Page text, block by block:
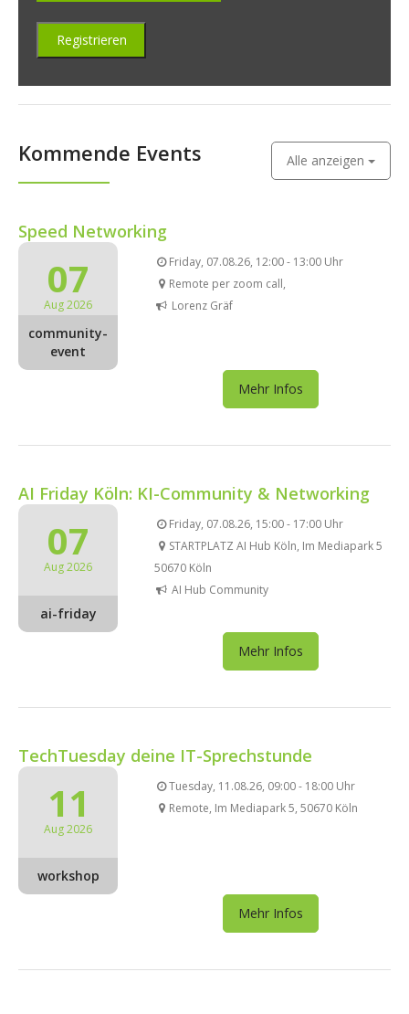
Kommende Events Alle anzeigen
Speed Networking
07
Aug 2026
community-
event
Friday, 07.08.26, 12:00 - 13:00 Uhr
Remote per zoom call,
Lorenz Gräf
Mehr Infos
AI Friday Köln: KI-Community & Networking
07
Aug 2026
ai-friday
Friday, 07.08.26, 15:00 - 17:00 Uhr
STARTPLATZ AI Hub Köln, Im Mediapark 5
50670 Köln
AI Hub Community
Mehr Infos
TechTuesday deine IT-Sprechstunde
11
Aug 2026
workshop
Tuesday, 11.08.26, 09:00 - 18:00 Uhr
Remote, Im Mediapark 5, 50670 Köln
Mehr Infos